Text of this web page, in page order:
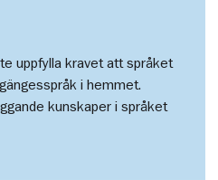
uppfylla kravet att språket
i hemmet.
kunskaper i språket